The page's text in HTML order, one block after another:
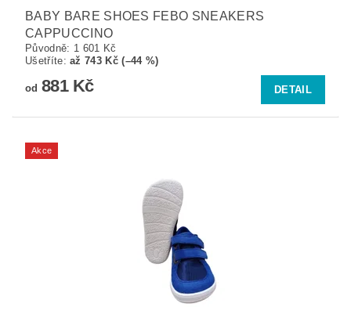
BABY BARE SHOES FEBO SNEAKERS
CAPPUCCINO
Původně: 1 601 Kč
Ušetříte:až 743 Kč (–44 %)
od 881 Kč DETAIL
Akce